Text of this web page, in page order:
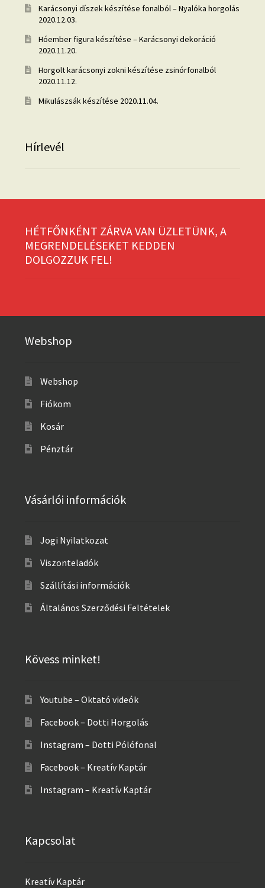
Karácsonyi díszek készítése fonalból – Nyalóka horgolás
2020.12.03.
Hóember figura készítése – Karácsonyi dekoráció
2020.11.20.
Horgolt karácsonyi zokni készítése zsinórfonalból
2020.11.12.
Mikulászsák készítése 2020.11.04.
Hírlevél
HÉTFŐNKÉNT ZÁRVA VAN ÜZLETÜNK, A
MEGRENDELÉSEKET KEDDEN
DOLGOZZUK FEL!
Webshop
Webshop
Fiókom
Kosár
Pénztár
Vásárlói információk
Jogi Nyilatkozat
Viszonteladók
Szállítási információk
Általános Szerződési Feltételek
Kövess minket!
Youtube – Oktató videók
Facebook – Dotti Horgolás
Instagram – Dotti Pólófonal
Facebook – Kreatív Kaptár
Instagram – Kreatív Kaptár
Kapcsolat
Kreatív Kaptár